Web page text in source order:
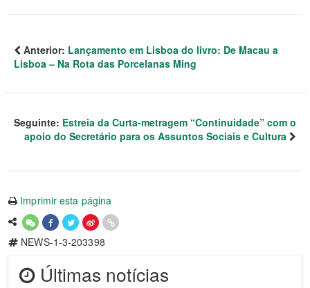
Anterior: Lançamento em Lisboa do livro: De Macau a
Lisboa – Na Rota das Porcelanas Ming
Seguinte: Estreia da Curta-metragem “Continuidade” com o
apoio do Secretário para os Assuntos Sociais e Cultura
Imprimir esta página
NEWS-1-3-203398
Últimas notícias